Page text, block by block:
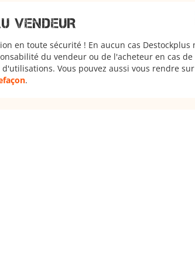
VENDEUR
en toute sécurité ! En aucun cas Destockplus
du vendeur ou de l'acheteur en cas de
Vous pouvez aussi vous rendre
.